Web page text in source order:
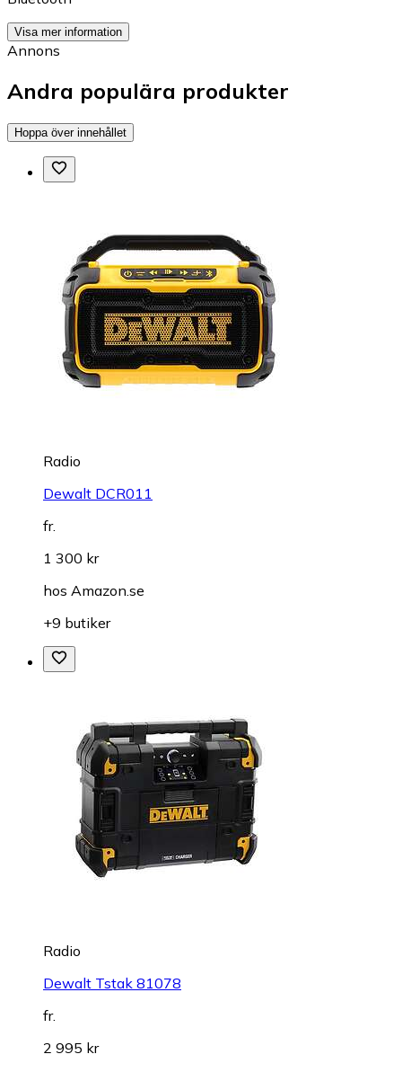
Visa mer information
Annons
Andra populära produkter
Hoppa över innehållet
Radio
Dewalt DCR011
fr.
1 300 kr
hos Amazon.se
+9 butiker
Radio
Dewalt Tstak 81078
fr.
2 995 kr